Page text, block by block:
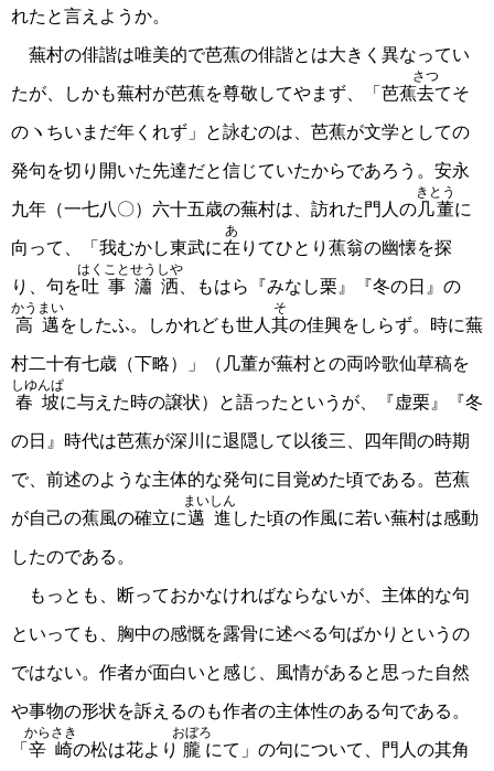
れたと言えようか。
蕪村の俳諧は唯美的で芭蕉の俳諧とは大きく異なってい
たが、しかも蕪村が芭蕉を尊敬してやまず、「芭蕉去
さつ
てそ
のヽちいまだ年くれず」と詠むのは、芭蕉が文学としての
発句を切り開いた先達だと信じていたからであろう。安永
九年（一七八〇）六十五歳の蕪村は、訪れた門人の几董
きとう
に
向って、「我むかし東武に在
あ
りてひとり蕉翁の幽懐を探
り、句を吐事瀟洒
はくことせうしや
、もはら『みなし栗』『冬の日』の
高邁
かうまい
をしたふ。しかれども世人 其
そ
の佳興をしらず。時に蕪
村二十有七歳（下略）」（几董が蕪村との両吟歌仙草稿を
春坡
しゆんぱ
に与えた時の譲状）と語ったというが、『虚栗』『冬
の日』時代は芭蕉が深川に退隠して以後三、四年間の時期
で、前述のような主体的な発句に目覚めた頃である。芭蕉
が自己の蕉風の確立に邁進
まいしん
した頃の作風に若い蕪村は感動
したのである。
もっとも、断っておかなければならないが、主体的な句
といっても、胸中の感慨を露骨に述べる句ばかりというの
ではない。作者が面白いと感じ、風情があると思った自然
や事物の形状を訴えるのも作者の主体性のある句である。
「 辛崎
からさき
の松は花より 朧
おぼろ
にて」の句について、門人の其角